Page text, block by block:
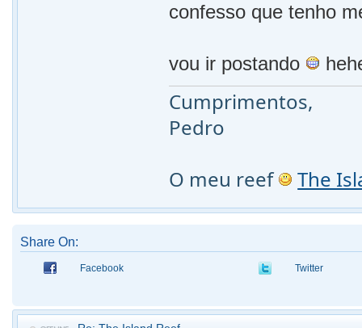
confesso que tenho
vou ir postando
Cumprimentos,
Pedro
O meu reef
The
Share On:
Facebook Twitter